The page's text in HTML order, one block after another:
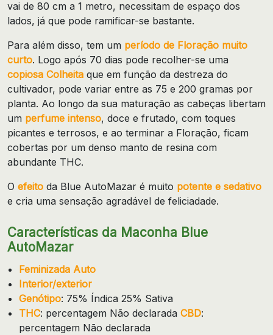
vai de 80 cm a 1 metro, necessitam de espaço dos
lados, já que pode ramificar-se bastante.
Para além disso, tem um período de Floração muito
curto. Logo após 70 dias pode recolher-se uma
copiosa Colheita que em função da destreza do
cultivador, pode variar entre as 75 e 200 gramas por
planta. Ao longo da sua maturação as cabeças libertam
um perfume intenso, doce e frutado, com toques
picantes e terrosos, e ao terminar a Floração, ficam
cobertas por um denso manto de resina com
abundante THC.
O efeito da Blue AutoMazar é muito potente e sedativo
e cria uma sensação agradável de feliciadade.
Características da Maconha Blue
AutoMazar
Feminizada Auto
Interior/exterior
Genótipo: 75% Índica 25% Sativa
THC: percentagem Não declaradaCBD:
percentagem Não declarada